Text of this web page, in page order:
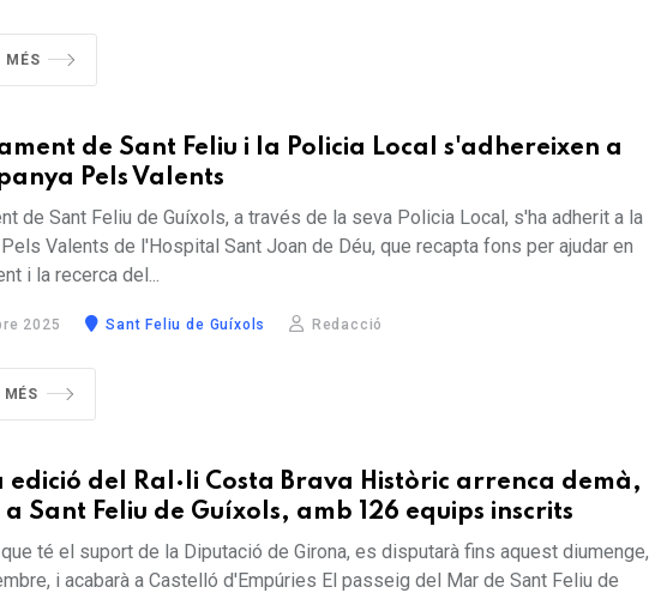
MÉS
de Sant Feliu i la Policia Local s'adhereixen a
Pels Valents
de Sant Feliu de Guíxols, a través de la seva Policia Local, s'ha adherit a la
Valents de l'Hospital Sant Joan de Déu, que recapta fons per ajudar en
i la recerca del...
2025 Sant Feliu de Guíxols Redacció
MÉS
edició del Ral·li Costa Brava Històric arrenca demà,
a Sant Feliu de Guíxols, amb 126 equips inscrits
té el suport de la Diputació de Girona, es disputarà fins aquest diumenge,
i acabarà a Castelló d'Empúries El passeig del Mar de Sant Feliu de